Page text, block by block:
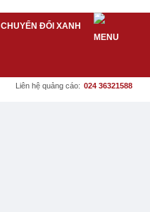
CHUYỂN ĐỔI XANH
Liên hệ quảng cáo: 024 36321588